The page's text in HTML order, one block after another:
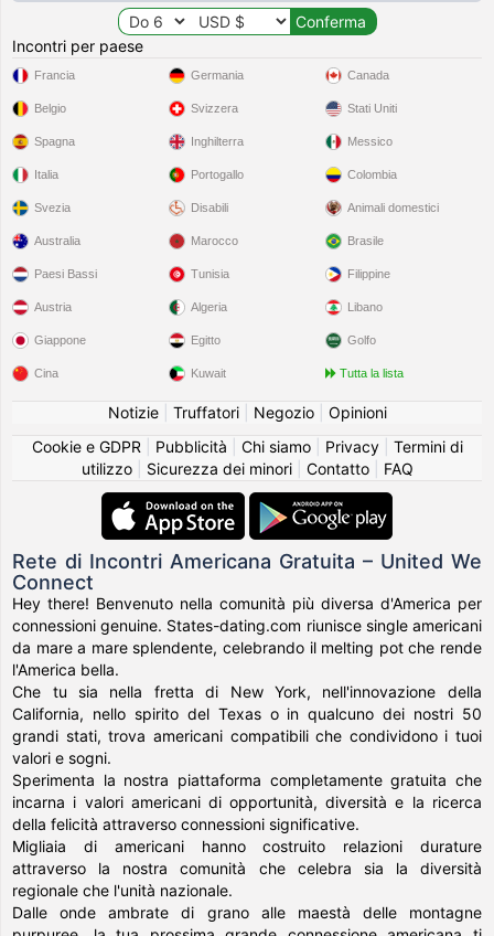
Incontri per paese
Francia
Belgio
Spagna
Italia
Svezia
Germania
Svizzera
Inghilterra
Portogallo
Disabili
Canada
Stati Uniti
Messico
Colombia
Animali domestici
Australia
Paesi Bassi
Austria
Giappone
Cina
Marocco
Tunisia
Algeria
Egitto
Kuwait
Brasile
Filippine
Libano
Golfo
Tutta la lista
Notizie| Truffatori| Negozio| Opinioni
Cookie e GDPR
Pubblicità Chi siamo| Privacy| Termini di
utilizzo| Sicurezza dei minori| Contatto| FAQ
Rete di Incontri Americana Gratuita – United We
Connect
Hey there! Benvenuto nella comunità più diversa d'America per
connessioni genuine. States-dating.com riunisce single americani
da mare a mare splendente, celebrando il melting pot che rende
l'America bella.
Che tu sia nella fretta di New York, nell'innovazione della
California, nello spirito del Texas o in qualcuno dei nostri 50
grandi stati, trova americani compatibili che condividono i tuoi
valori e sogni.
Sperimenta la nostra piattaforma completamente gratuita che
incarna i valori americani di opportunità, diversità e la ricerca
della felicità attraverso connessioni significative.
Migliaia di americani hanno costruito relazioni durature
attraverso la nostra comunità che celebra sia la diversità
regionale che l'unità nazionale.
Dalle onde ambrate di grano alle maestà delle montagne